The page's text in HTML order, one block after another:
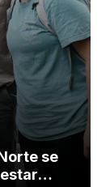
se